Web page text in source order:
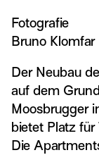
Fotografie
Bruno Klomfar
Der Neubau
auf dem
Moosbrugger
bietet Platz
Die